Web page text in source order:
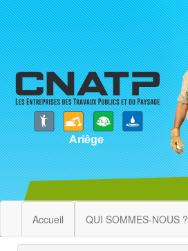
Accueil QUI SOMMES-NOUS ?